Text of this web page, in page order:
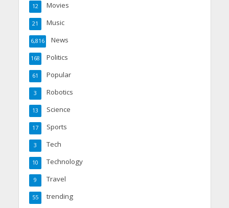
Movies
12
Music
21
News
6,816
Politics
168
Popular
61
Robotics
3
Science
13
Sports
17
Tech
3
Technology
10
Travel
9
trending
55